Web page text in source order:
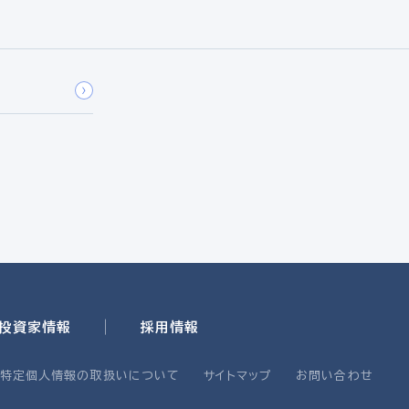
資家情報 採用情報
定個人情報の取扱いについて サイトマップ お問い合わせ